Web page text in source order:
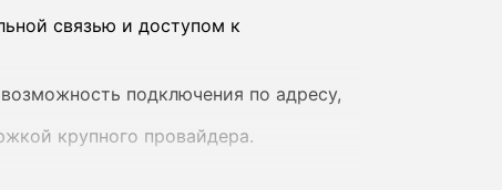
связью и доступом к
подключения по адресу,
крупного провайдера.